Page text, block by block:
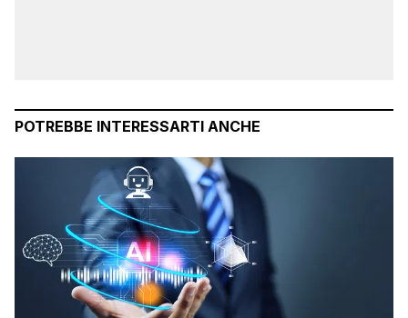
POTREBBE INTERESSARTI ANCHE